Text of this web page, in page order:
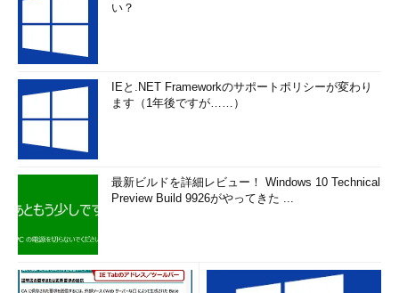
い？
IEと.NET Frameworkのサポートポリシーが変わり
ます（1年後ですが……）
最新ビルドを詳細レビュー！ Windows 10 Technical
Preview Build 9926がやってきた ...